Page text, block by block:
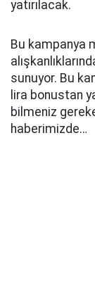
yatırılacak.
Bu kampanya
sunuyor. Bu
lira bonustan
bilmeniz
haberimizde…